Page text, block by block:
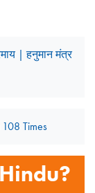
| हनुमान मंत्र
Times